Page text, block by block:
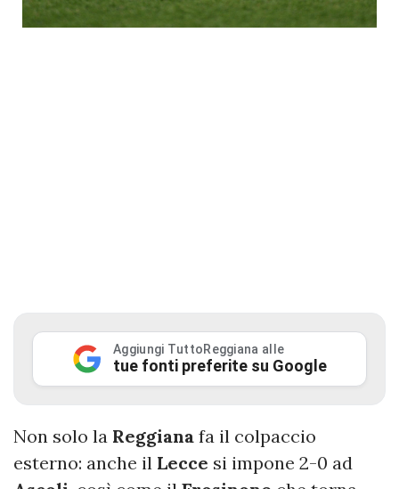
Aggiungi TuttoReggiana alle
tue fonti preferite su Google
Non solo la Reggiana fa il colpaccio
esterno: anche il Lecce si impone 2-0 ad